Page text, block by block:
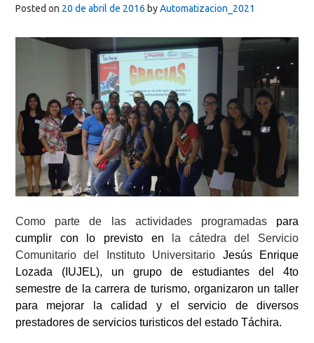
Posted on 20 de abril de 2016 byAutomatizacion_2021
Como parte de las actividades programadas para
cumplir con lo previsto en la cátedra del Servicio
Comunitario del Instituto Universitario Jesús Enrique
Lozada (IUJEL),
un grupo deestudiantes del 4to
semestre de la carrera de turismo, organizaron un taller
para mejorar la calidad y el servicio de diversos
prestadores de servicios turisticos del estado Táchira.